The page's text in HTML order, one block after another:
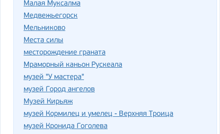
Малая Муксалма
Медвежьегорск
Мельниково
Места силы
месторождение граната
Мраморный каньон Рускеала
музей "У мастера"
музей Город ангелов
Музей Кирьяж
музей Кормилец и умелец - Верхняя Троица
музей Кронида Гоголева